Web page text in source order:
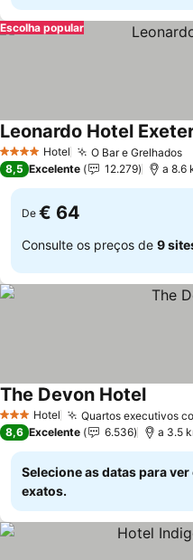
Escolha popular
4 EstrelasHotel O Bar e Grelhados
Leonardo Hotel
8,5 Excelente 12.279 a 8.6
De € 64
Consulte os preços de 9
3 EstrelasHotel Quartos executivos
The Devon HotelVer
8,6 Excelente 6.536 a 3.5
Selecione as datas para
exatos.